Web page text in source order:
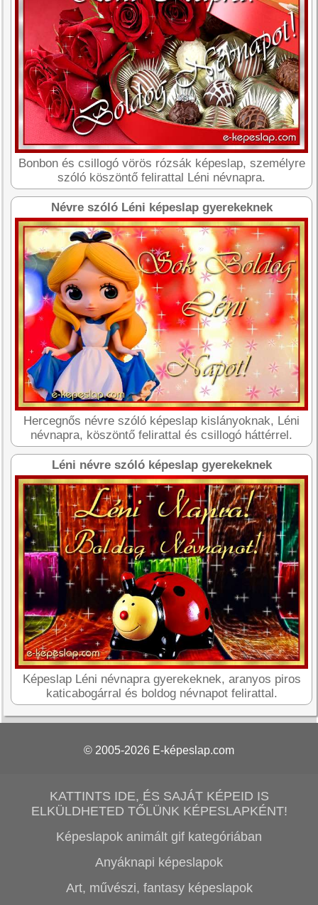
Bonbon és csillogó vörös rózsák képeslap, személyre
szóló köszöntő felirattal Léni névnapra.
Névre szóló Léni képeslap gyerekeknek
Hercegnős névre szóló képeslap kislányoknak, Léni
névnapra, köszöntő felirattal és csillogó háttérrel.
Léni névre szóló képeslap gyerekeknek
Képeslap Léni névnapra gyerekeknek, aranyos piros
katicabogárral és boldog névnapot felirattal.
© 2005-2026 E-képeslap.com
KATTINTS IDE, ÉS SAJÁT KÉPEID IS
ELKÜLDHETED TŐLÜNK KÉPESLAPKÉNT!
Képeslapok animált gif kategóriában
Anyáknapi képeslapok
Art, művészi, fantasy képeslapok